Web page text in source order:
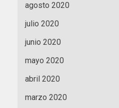
agosto 2020
julio 2020
junio 2020
mayo 2020
abril 2020
marzo 2020